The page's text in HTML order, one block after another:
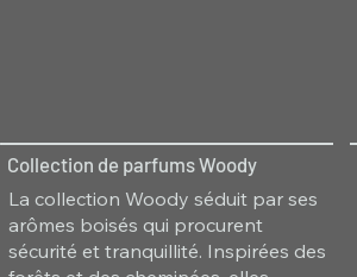
Collection de parfums Woody
La collection Woody séduit par ses
arômes boisés qui procurent
sécurité et tranquillité. Inspirées des